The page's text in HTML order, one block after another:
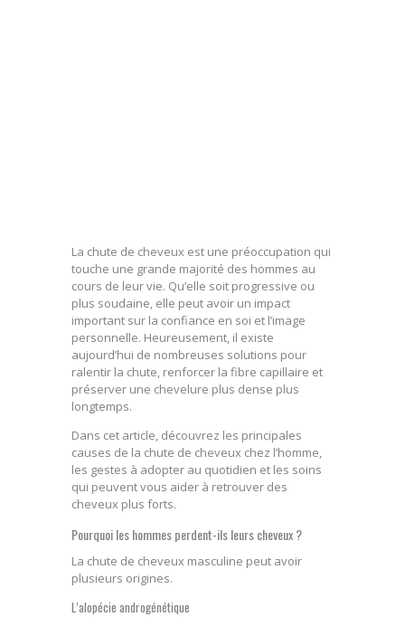
La chute de cheveux est une préoccupation qui
touche une grande majorité des hommes au
cours de leur vie. Qu’elle soit progressive ou
plus soudaine, elle peut avoir un impact
important sur la confiance en soi et l’image
personnelle. Heureusement, il existe
aujourd’hui de nombreuses solutions pour
ralentir la chute, renforcer la fibre capillaire et
préserver une chevelure plus dense plus
longtemps.
Dans cet article, découvrez les principales
causes de la chute de cheveux chez l’homme,
les gestes à adopter au quotidien et les soins
qui peuvent vous aider à retrouver des
cheveux plus forts.
Pourquoi les hommes perdent-ils leurs cheveux ?
La chute de cheveux masculine peut avoir
plusieurs origines.
L’alopécie androgénétique